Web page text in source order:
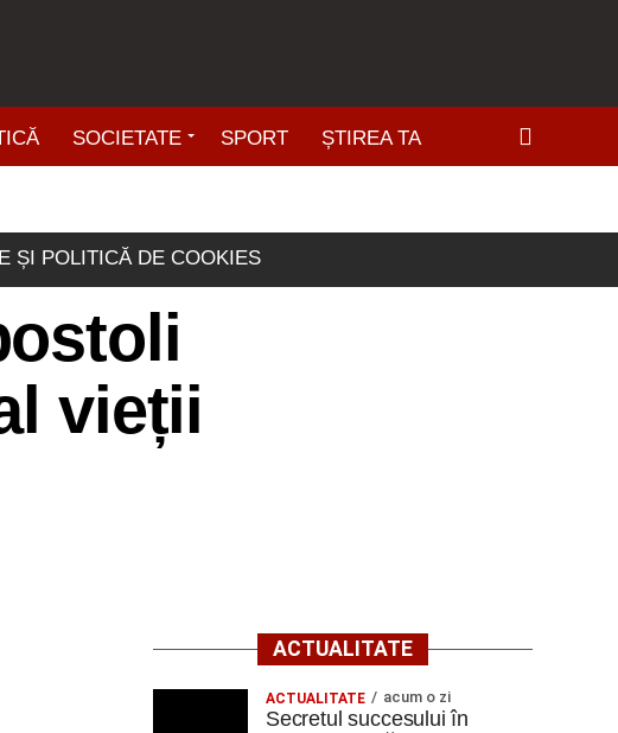
SOCIETATE SPORT ȘTIREA TA
ȘI POLITICĂ DE COOKIES
vieții
ACTUALITATE
ACTUALITATE acum o zi
Secretul succesului în